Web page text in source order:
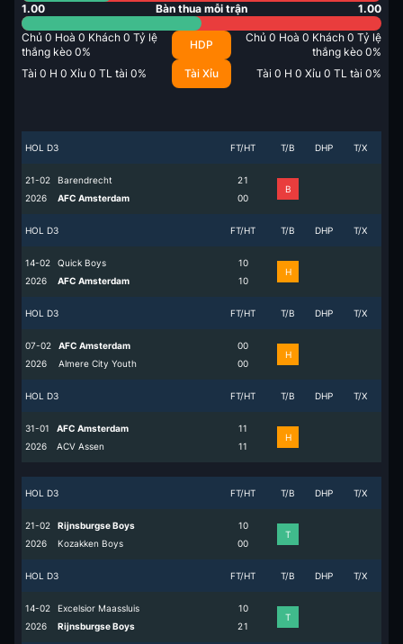
1.00 Bàn thua mỗi trận 1.00
Chủ 0 Hoà 0 Khách 0 Tỷ lệ
thắng kèo 0%
HDP
Chủ 0 Hoà 0 Khách 0 Tỷ lệ
thắng kèo 0%
Tài 0 H 0 Xỉu 0 TL tài 0% Tài Xỉu Tài 0 H 0 Xỉu 0 TL tài 0%
HOL D3 FT/HT T/B DHP T/X
21-02
2026
Barendrecht
AFC Amsterdam
2
0
1
0
B
HOL D3 FT/HT T/B DHP T/X
14-02
2026
Quick Boys
AFC Amsterdam
1
1
0
0
H
HOL D3 FT/HT T/B DHP T/X
07-02
2026
AFC Amsterdam
Almere City Youth
0
0
0
0
H
HOL D3 FT/HT T/B DHP T/X
31-01
2026
AFC Amsterdam
ACV Assen
1
1
1
1
H
HOL D3 FT/HT T/B DHP T/X
21-02
2026
Rijnsburgse Boys
Kozakken Boys
1
0
0
0
T
HOL D3 FT/HT T/B DHP T/X
14-02
2026
Excelsior Maassluis
Rijnsburgse Boys
1
2
0
1
T